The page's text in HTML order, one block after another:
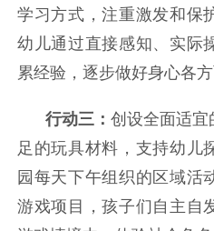
学习方式，注重激发和保
幼儿通过直接感知、实际
累经验，逐步做好身心各方
行动三： 创设全面适
足的玩具材料，支持幼儿
园每天下午组织的区域活
游戏项目，孩子们自主自